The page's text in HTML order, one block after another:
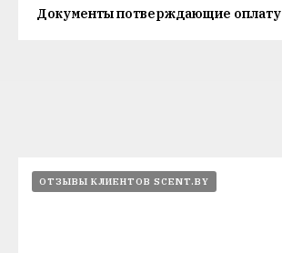
Документы потверждающие оплату
ОТЗЫВЫ КЛИЕНТОВ SCENT.BY